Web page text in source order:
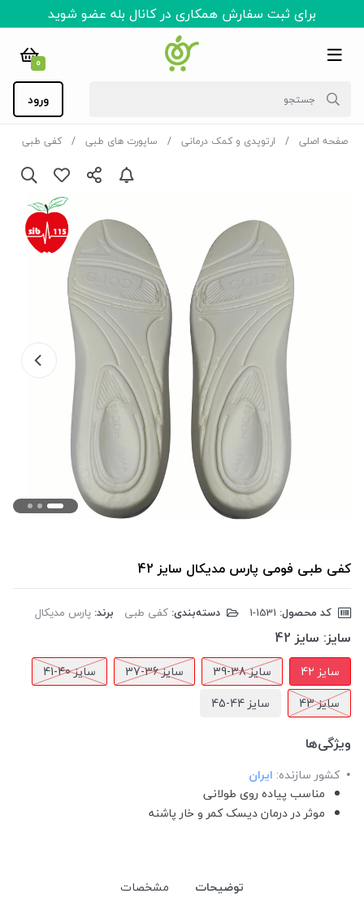
برای ثبت سفارش همکاری در کانال بله عضو شوید
0
ورود
صفحه اصلی ارتوپدی و کمک درمانی ساپورت های طبی کفی طبی
کفی طبی فومی پارس مدیکال سایز 42
کد محصول: دسته‌بندی: کفی طبی برند: پارس مدیکال
سایز: سایز 42
سایز 42 سایز 38-39 سایز 36-37
سایز 40-41
سایز 43
سایز 44-45
ویژگی‌ها
کشور سازنده: ایران
مناسب پیاده روی طولانی
موثر در درمان دیسک کمر و خار پاشنه
توضیحات مشخصات